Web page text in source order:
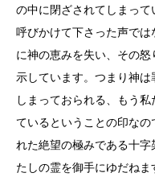
の中に閉ざされてしまっ
呼びかけて下さった声では
に神の恵みを失い、その
示しています。つまり神
しまっておられる、もう
ているということの印な
れた絶望の極みである十
たしの霊を御手にゆだね